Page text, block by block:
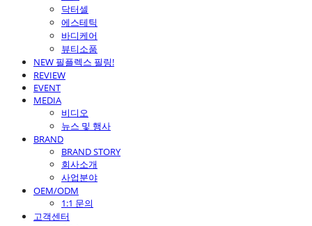
닥터셀
에스테틱
바디케어
뷰티소품
NEW 필플렉스 필링!
REVIEW
EVENT
MEDIA
비디오
뉴스 및 행사
BRAND
BRAND STORY
회사소개
사업분야
OEM/ODM
1:1 문의
고객센터